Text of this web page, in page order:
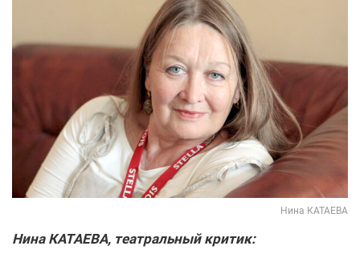
Нина КАТАЕВА
Нина КАТАЕВА, театральный критик: